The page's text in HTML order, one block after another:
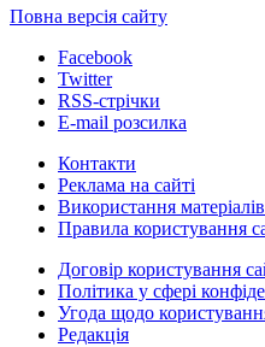
Повна версія сайту
Facebook
Twitter
RSS-стрічки
E-mail розсилка
Контакти
Реклама на сайті
Використання
Правила користування
Договір користування
Політика у сфері
Угода щодо
Редакція